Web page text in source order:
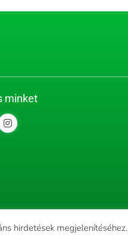
minket
I
n
s
hirdetések megjelenítéséhez.